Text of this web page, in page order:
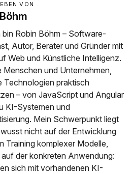
VON
bin Robin Böhm – Software-
Autor, Berater und Gründer mit
Web und Künstliche Intelligenz.
Menschen und Unternehmen,
Technologien praktisch
– von JavaScript und Angular
KI-Systemen und
Mein Schwerpunkt liegt
nicht auf der Entwicklung
Training komplexer Modelle,
der konkreten Anwendung:
sich mit vorhandenen KI-